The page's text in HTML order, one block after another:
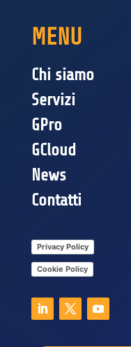
MENU
Chi siamo
Servizi
GPro
GCloud
News
Contatti
Privacy Policy
Cookie Policy